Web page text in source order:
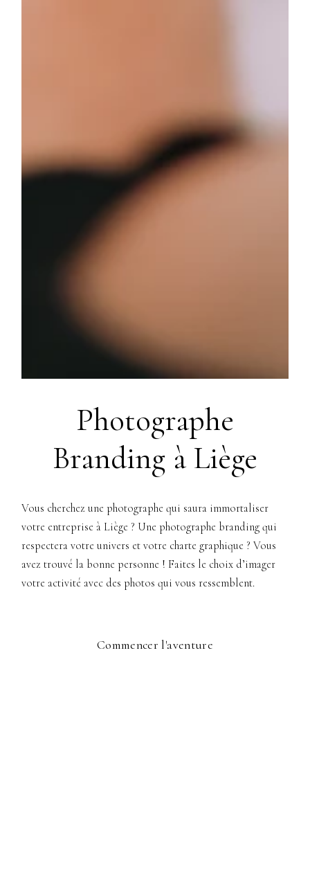
Photographe
Branding à Liège
Vous cherchez une photographe qui saura immortaliser
votre entreprise à Liège ? Une photographe branding qui
respectera votre univers et votre charte graphique ? Vous
avez trouvé la bonne personne ! Faites le choix d’imager
votre activité avec des photos qui vous ressemblent.
Commencer l'aventure